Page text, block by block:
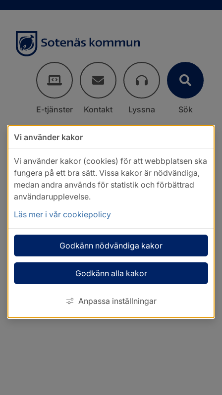
E-tjänster Kontakt Lyssna Sök
Vi använder kakor
Vi använder kakor (cookies) för att webbplatsen ska
fungera på ett bra sätt. Vissa kakor är nödvändiga,
medan andra används för statistik och förbättrad
användarupplevelse.
Läs mer i vår cookiepolicy
Godkänn nödvändiga kakor
Godkänn alla kakor
Anpassa inställningar